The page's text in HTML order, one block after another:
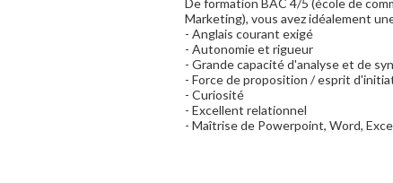
De formation BAC 4/5 (école de
Marketing), vous avez idéalement
- Anglais courant exigé
- Autonomie et rigueur
- Grande capacité d'analyse et de
- Force de proposition / esprit
- Curiosité
- Excellent relationnel
- Maîtrise de Powerpoint, Word,